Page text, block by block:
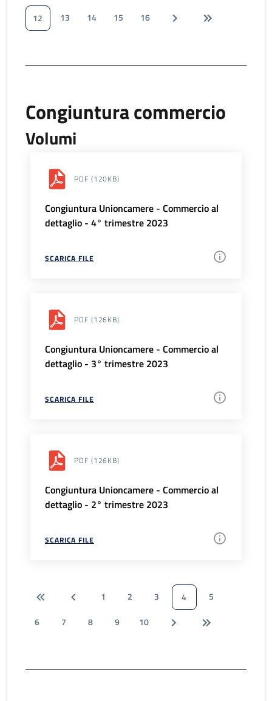
12
13 14 15 16
Congiuntura commercio
Volumi
PDF (120KB)
Congiuntura Unioncamere - Commercio al
dettaglio - 4° trimestre 2023
SCARICA FILE
PDF (126KB)
Congiuntura Unioncamere - Commercio al
dettaglio - 3° trimestre 2023
SCARICA FILE
PDF (126KB)
Congiuntura Unioncamere - Commercio al
dettaglio - 2° trimestre 2023
SCARICA FILE
1 2 3 4
5
6
7 8 9 10